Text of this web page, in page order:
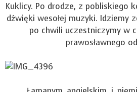
Kuklicy. Po drodze, z pobliskiego
dźwięki wesołej muzyki. Idziemy
po chwili uczestniczymy w
prawosławnego